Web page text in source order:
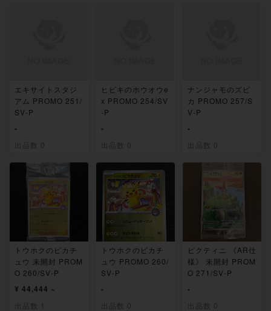
エキサイトスタジ
アム PROMO 251/
SV-P
-
出品数 0
ヒビキのホウオウe
x PROMO 254/SV
-P
-
出品数 0
ナンジャモのズピ
カ PROMO 257/S
V-P
-
出品数 0
トウホクのピカチ
ュウ 未開封 PROM
O 260/SV-P
¥ 44,444 ~
出品数 1
トウホクのピカチ
ュウ PROMO 260/
SV-P
-
出品数 0
ビクティニ 《AR仕
様》 未開封 PROM
O 271/SV-P
-
出品数 0